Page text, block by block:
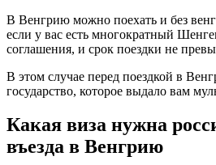
В Венгрию можно поехать и без
если у вас есть многократный
соглашения, и срок поездки не
В этом случае перед поездкой в
государство, которое выдало вам
Какая виза нужна
въезда в Венгрию